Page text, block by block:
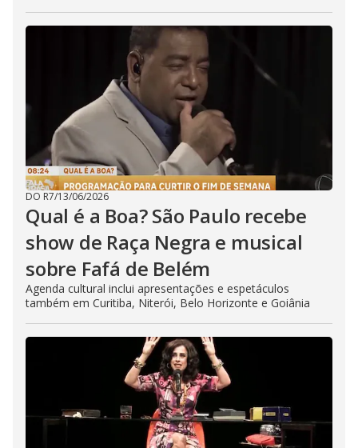
DO R7/13/06/2026
Qual é a Boa? São Paulo recebe
show de Raça Negra e musical
sobre Fafá de Belém
Agenda cultural inclui apresentações e espetáculos
também em Curitiba, Niterói, Belo Horizonte e Goiânia